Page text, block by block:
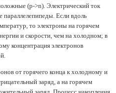
(p->n). Электрический ток
параллелепипеды. Если вдоль
то электроны на горячем
и скорости, чем на холодном; в
концентрация электронов
от горячего конца к холодному и
заряд, а на горячем